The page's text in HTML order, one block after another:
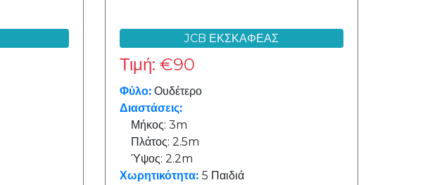
JCB ΕΚΣΚΑΦΕΑΣ
Τιμή: €90
Φύλο: Ουδέτερο
Διαστάσεις:
Μήκος: 3m
Πλάτος: 2.5m
Ύψος: 2.2m
Χωρητικότητα: 5 Παιδιά